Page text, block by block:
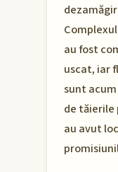
au fost
uscat, iar
sunt
de tăierile
au avut